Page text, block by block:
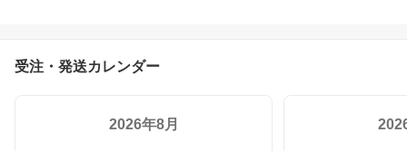
受注・発送カレンダー
2026年8月